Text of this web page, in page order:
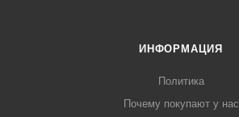
ИНФОРМАЦИЯ
Политика
Почему покупают у нас